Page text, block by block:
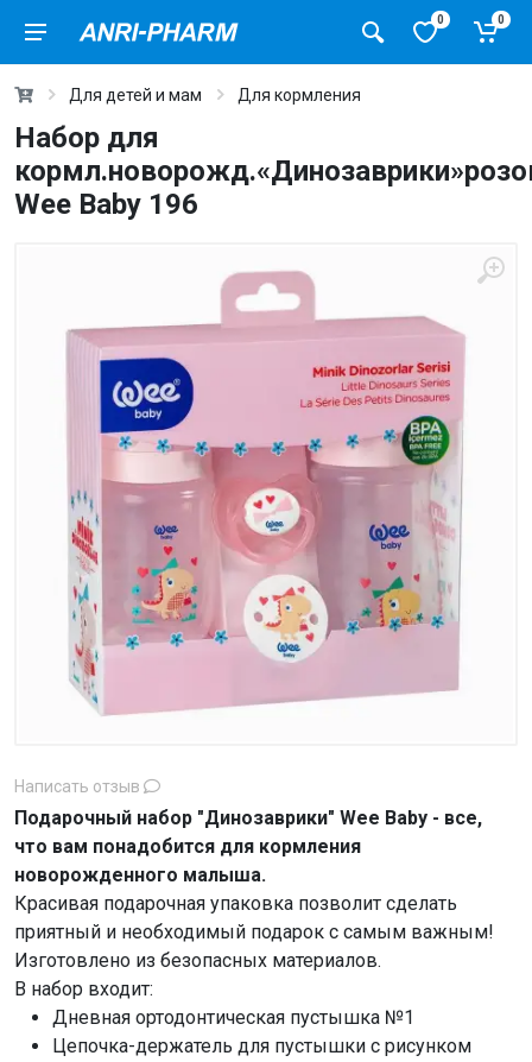
0 0
Для детей и мам Для кормления
Набор для
Wee Baby 196
Написать отзыв
Подарочный набор "Динозаврики" Wee Baby - все,
что вам понадобится для кормления
новорожденного малыша.
Красивая подарочная упаковка позволит сделать
приятный и необходимый подарок с самым важным!
Изготовлено из безопасных материалов.
В набор входит:
Дневная ортодонтическая пустышка №1
Цепочка-держатель для пустышки с рисунком